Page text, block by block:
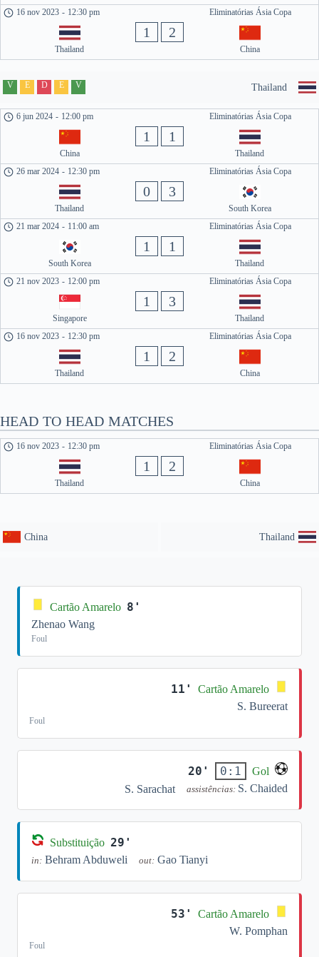
Eliminatórias Ásia Copa
16 nov 2023 - 12:30 pm
Thailand
1 2
China
Thailand
V E D E V
Eliminatórias Ásia Copa
6 jun 2024 - 12:00 pm
China
1 1
Thailand
Eliminatórias Ásia Copa
26 mar 2024 - 12:30 pm
Thailand
0 3
South Korea
Eliminatórias Ásia Copa
21 mar 2024 - 11:00 am
South Korea
1 1
Thailand
Eliminatórias Ásia Copa
21 nov 2023 - 12:00 pm
Singapore
1 3
Thailand
Eliminatórias Ásia Copa
16 nov 2023 - 12:30 pm
Thailand
1 2
China
HEAD TO HEAD MATCHES
Eliminatórias Ásia Copa
16 nov 2023 - 12:30 pm
Thailand
1 2
China
China Thailand
Cartão Amarelo 8'
Zhenao Wang
Foul
11'
Cartão Amarelo
S. Bureerat
Foul
20' 0:1
Gol
S. Sarachat
assistências: S. Chaided
Substituição 29'
in: Behram Abduweli out: Gao Tianyi
53'
Cartão Amarelo
W. Pomphan
Foul